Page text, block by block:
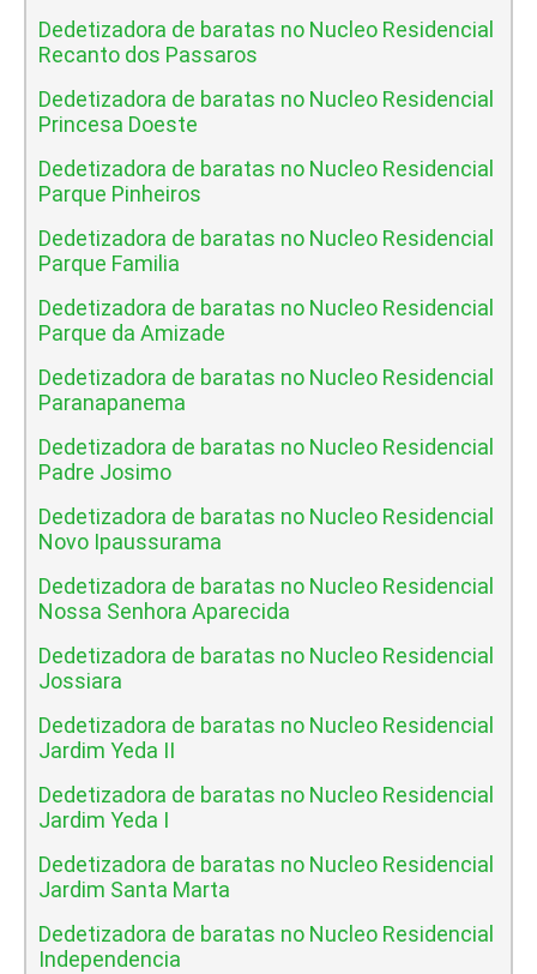
Dedetizadora de baratas no Nucleo Residencial
Recanto dos Passaros
Dedetizadora de baratas no Nucleo Residencial
Princesa Doeste
Dedetizadora de baratas no Nucleo Residencial
Parque Pinheiros
Dedetizadora de baratas no Nucleo Residencial
Parque Familia
Dedetizadora de baratas no Nucleo Residencial
Parque da Amizade
Dedetizadora de baratas no Nucleo Residencial
Paranapanema
Dedetizadora de baratas no Nucleo Residencial
Padre Josimo
Dedetizadora de baratas no Nucleo Residencial
Novo Ipaussurama
Dedetizadora de baratas no Nucleo Residencial
Nossa Senhora Aparecida
Dedetizadora de baratas no Nucleo Residencial
Jossiara
Dedetizadora de baratas no Nucleo Residencial
Jardim Yeda II
Dedetizadora de baratas no Nucleo Residencial
Jardim Yeda I
Dedetizadora de baratas no Nucleo Residencial
Jardim Santa Marta
Dedetizadora de baratas no Nucleo Residencial
Independencia